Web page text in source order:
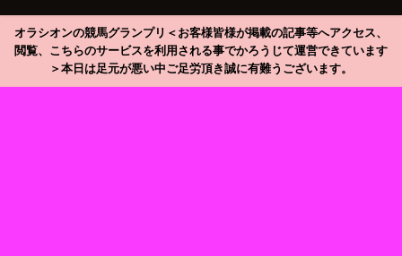
オラシオンの競馬グランプリ＜お客様皆様が掲載の記事等へアクセス、
閲覧、こちらのサービスを利用される事でかろうじて運営できています
＞本日は足元が悪い中ご足労頂き誠に有難うございます。